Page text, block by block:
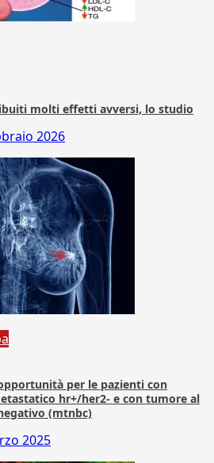
molti effetti avversi, lo studio
2026
per le pazienti con
hr+/her2- e con tumore al
(mtnbc)
2025